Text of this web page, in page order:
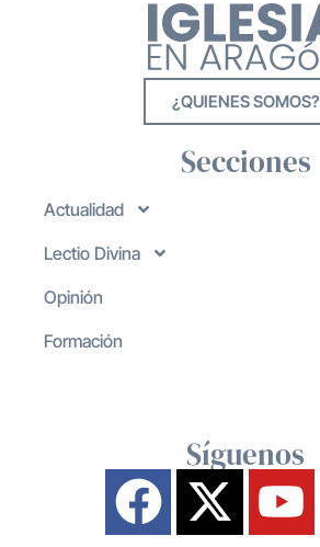
¿QUIENES SOMOS?
Secciones
Actualidad
Lectio Divina
Opinión
Formación
Síguenos